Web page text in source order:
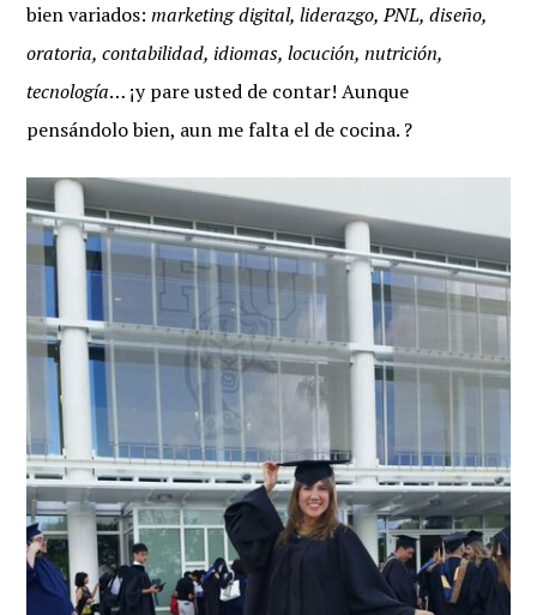
bien variados:marketing digital, liderazgo, PNL, diseño,
oratoria, contabilidad, idiomas, locución, nutrición,
tecnología… ¡y pare usted de contar! Aunque
pensándolo bien, aun me falta el de cocina. ?